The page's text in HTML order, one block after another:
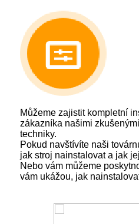
Můžeme zajistit kompletní
zákazníka našimi
techniky.
Pokud navštívíte naši
jak stroj nainstalovat a jak
Nebo vám můžeme
vám ukážou, jak